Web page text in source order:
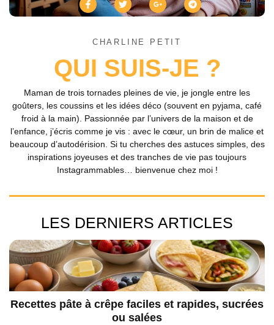
CHARLINE PETIT
QUI SUIS-JE ?
Maman de trois tornades pleines de vie, je jongle entre les
goûters, les coussins et les idées déco (souvent en pyjama, café
froid à la main). Passionnée par l’univers de la maison et de
l’enfance, j’écris comme je vis : avec le cœur, un brin de malice et
beaucoup d’autodérision. Si tu cherches des astuces simples, des
inspirations joyeuses et des tranches de vie pas toujours
Instagrammables… bienvenue chez moi !
LES DERNIERS ARTICLES
Recettes pâte à crêpe faciles et rapides, sucrées
ou salées